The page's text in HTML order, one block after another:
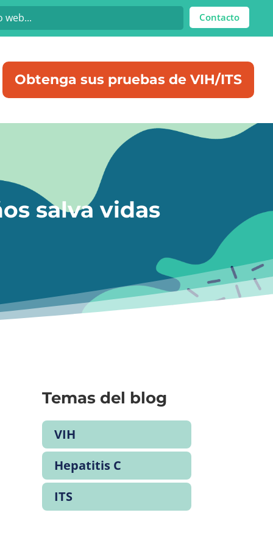
Contacto
Obtenga sus pruebas de VIH/ITS
salva vidas
Temas del blog
VIH
Hepatitis C
ITS